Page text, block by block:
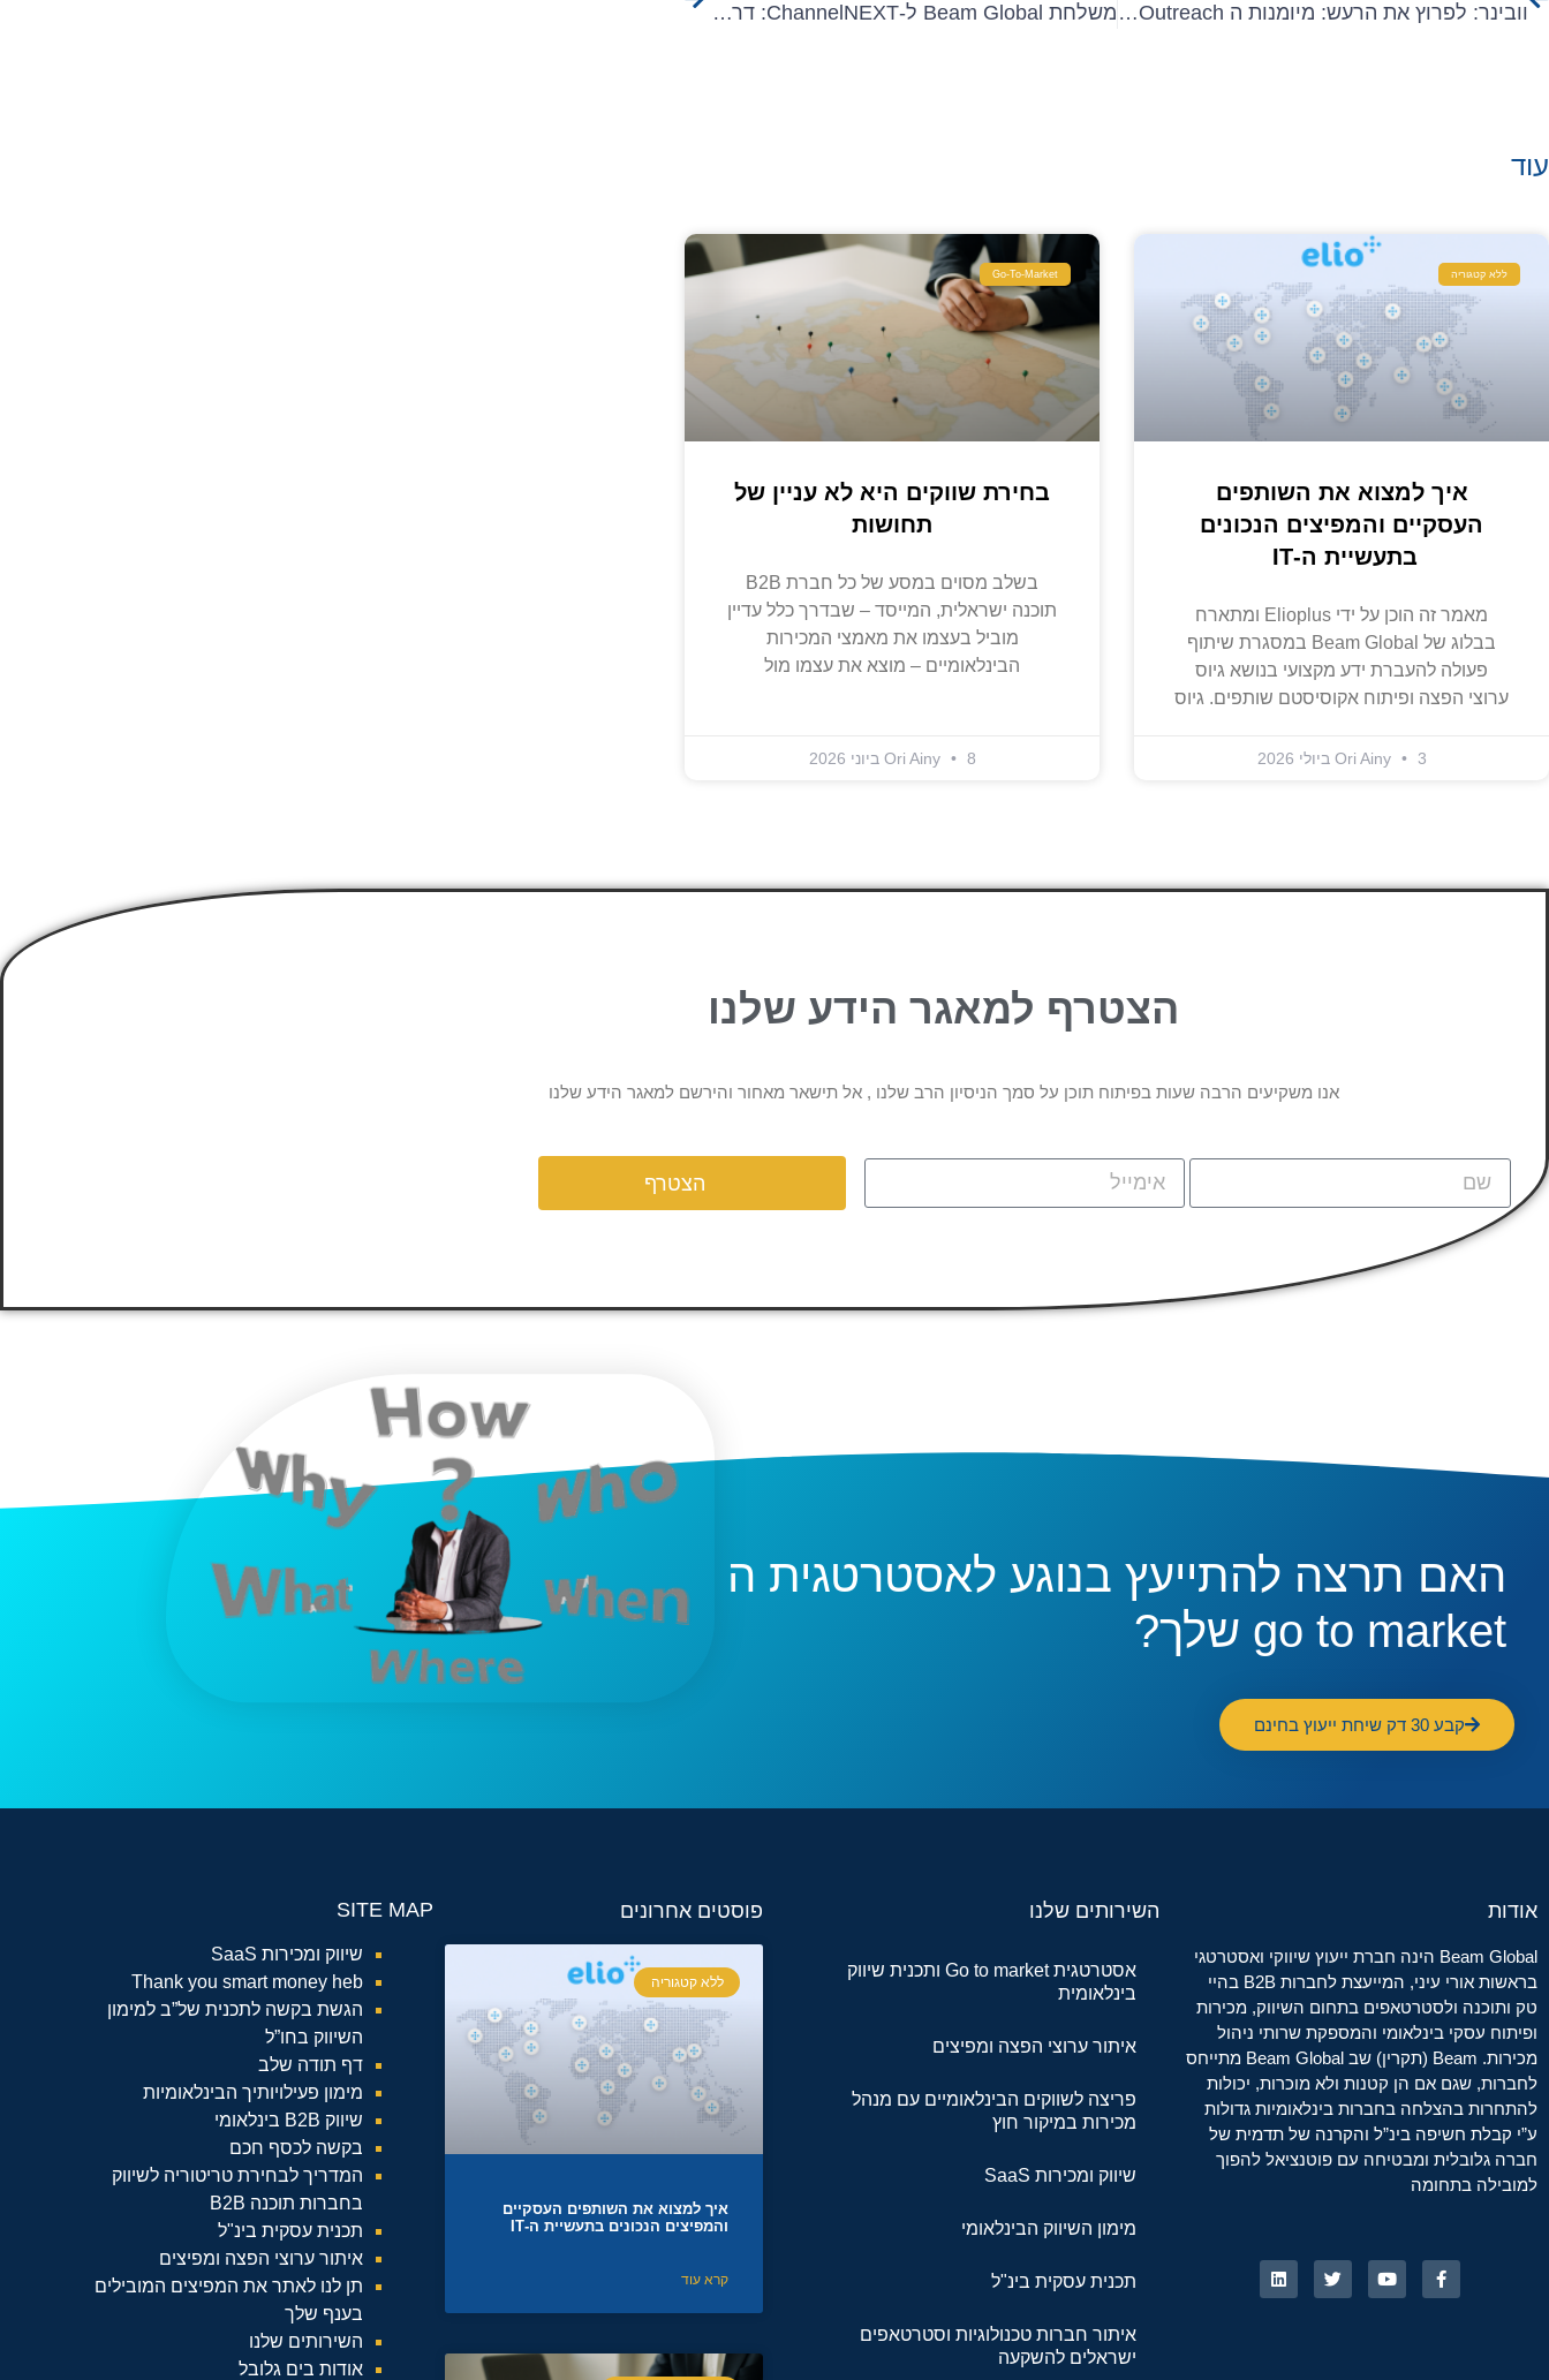
וובינר: לפרוץ את הרעש: מיומנות ה Cold Outreach לצמיחה עולמית משלחת Beam Global ל-ChannelNEXT: דרך מקורית לפרוץ לצפון אמריקה
עוד
ללא קטגוריה
איך למצוא את השותפים
העסקיים והמפיצים הנכונים
בתעשיית ה-IT
מאמר זה הוכן על ידי Elioplus ומתארח
בבלוג של Beam Global במסגרת שיתוף
פעולה להעברת ידע מקצועי בנושא גיוס
ערוצי הפצה ופיתוח אקוסיסטם שותפים. גיוס
Ori Ainy 3 ביולי 2026
Go-To-Market
בחירת שווקים היא לא עניין של
תחושות
בשלב מסוים במסע של כל חברת B2B
תוכנה ישראלית, המייסד – שבדרך כלל עדיין
מוביל בעצמו את מאמצי המכירות
הבינלאומיים – מוצא את עצמו מול
Ori Ainy 8 ביוני 2026
הצטרף למאגר הידע שלנו
אנו משקיעים הרבה שעות בפיתוח תוכן על סמך הניסיון הרב שלנו , אל תישאר מאחור והירשם למאגר הידע שלנו
הצטרף
האם תרצה להתייעץ בנוגע לאסטרטגית ה
go to market שלך?
קבע 30 דק שיחת ייעוץ בחינם
אודות
Beam Global הינה חברת ייעוץ שיווקי ואסטרטגי
בראשות אורי עיני, המייעצת לחברות B2B בהיי
טק ותוכנה ולסטרטאפים בתחום השיווק, מכירות
ופיתוח עסקי בינלאומי והמספקת שרותי ניהול
מכירות. Beam (תקרין) שב Beam Global מתייחס
לחברות, שגם אם הן קטנות ולא מוכרות, יכולות
להתחרות בהצלחה בחברות בינלאומיות גדולות
ע”י קבלת חשיפה בינ”ל והקרנה של תדמית של
חברה גלובלית ומבטיחה עם פוטנציאל להפוך
למובילה בתחומה
השירותים שלנו
אסטרטגית Go to market ותכנית שיווק
בינלאומית
איתור ערוצי הפצה ומפיצים
פריצה לשווקים הבינלאומיים עם מנהל
מכירות במיקור חוץ
שיווק ומכירות SaaS
מימון השיווק הבינלאומי
תכנית עסקית בינ"ל
איתור חברות טכנולוגיות וסטרטאפים
ישראלים להשקעה
פוסטים אחרונים
ללא קטגוריה
איך למצוא את השותפים העסקיים
והמפיצים הנכונים בתעשיית ה-IT
קרא עוד
SITE MAP
שיווק ומכירות SaaS
Thank you smart money heb
הגשת בקשה לתכנית של”ב למימון
השיווק בחו”ל
דף תודה שלב
מימון פעילויותיך הבינלאומיות
שיווק B2B בינלאומי
בקשה לכסף חכם
המדריך לבחירת טריטוריה לשיווק
בחברות תוכנה B2B
תכנית עסקית בינ"ל
איתור ערוצי הפצה ומפיצים
תן לנו לאתר את המפיצים המובילים
בענף שלך
השירותים שלנו
אודות בים גלובל